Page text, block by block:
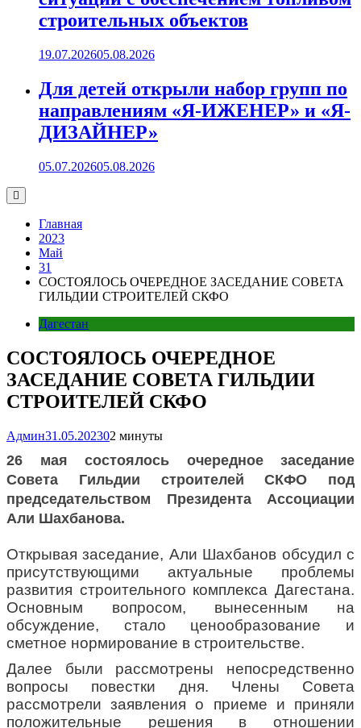
строительных объектов
19.07.202605.08.2026
Для детей открыли набор групп по
направлениям «Я-ИЖЕНЕР» и «Я-
ДИЗАЙНЕР»
05.07.202605.08.2026
Главная
2023
Май
31
СОСТОЯЛОСЬ ОЧЕРЕДНОЕ ЗАСЕДАНИЕ СОВЕТА
ГИЛЬДИИ СТРОИТЕЛЕЙ СКФО
Дагестан
СОСТОЯЛОСЬ ОЧЕРЕДНОЕ
ЗАСЕДАНИЕ СОВЕТА ГИЛЬДИИ
СТРОИТЕЛЕЙ СКФО
Админ31.05.202302 минуты
26 мая состоялось очередное заседание
Совета Гильдии строителей СКФО под
председательством Президента Ассоциации
Али Шахбанова.
Открывая заседание, Али Шахбанов обсудил с
присутствующими актуальные проблемы
развития строительного комплекса Дагестана.
Основным вопросом, вынесенным на
обсуждение, стало ценообразование и
сметное нормирование в строительстве.
Далее были рассмотрены непосредственно
вопросы повестки дня. Члены Совета
рассмотрели заявления о приеме и приняли
положительные решения в отношении